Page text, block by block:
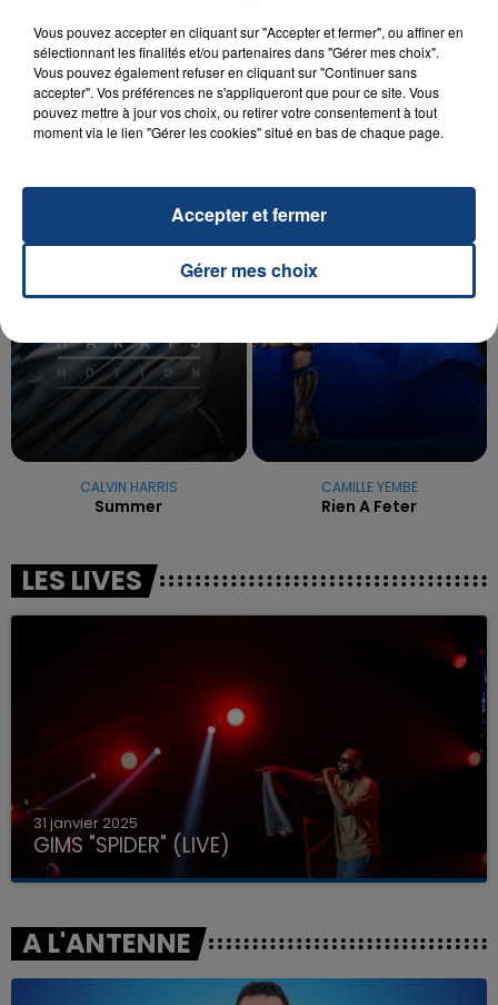
20 juillet 2026
UNE ADOLESCENTE DEVANT SE FAIRE
OPÉRER DE LA CHEVILLE RESSORT DE LA...
La famille a porté plainte contre la clinique qui a
reconnu sa responsabilité et présenté ses
TITRES DIFFUSÉS
CALVIN HARRIS
Summer
CAMILLE YEMBE
Rien A Feter
LES LIVES
31 janvier 2025
GIMS "SPIDER" (LIVE)
A L'ANTENNE
Vous pouvez accepter en cliquant sur "Accepter et fermer", ou affiner en
sélectionnant les finalités et/ou partenaires dans "Gérer mes choix".
Vous pouvez également refuser en cliquant sur "Continuer sans
accepter". Vos préférences ne s'appliqueront que pour ce site. Vous
pouvez mettre à jour vos choix, ou retirer votre consentement à tout
moment via le lien "Gérer les cookies" situé en bas de chaque page.
Gérer mes choix
Accepter et fermer